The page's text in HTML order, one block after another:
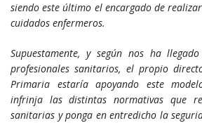
siendo este último el encargado de
cuidados enfermeros.
Supuestamente, y según nos ha
profesionales sanitarios, el propio
Primaria estaría apoyando este
infrinja las distintas normativas que
sanitarias y ponga en entredicho la